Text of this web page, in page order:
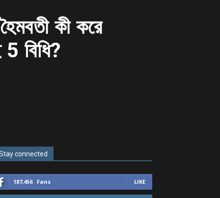
কী করে
বিধি?
connected
187,456 Fans LIKE